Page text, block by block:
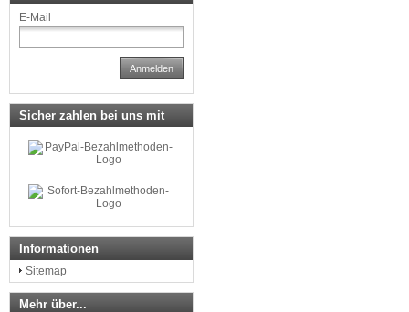
E-Mail
Anmelden
Sicher zahlen bei uns mit
Informationen
Sitemap
Mehr über...